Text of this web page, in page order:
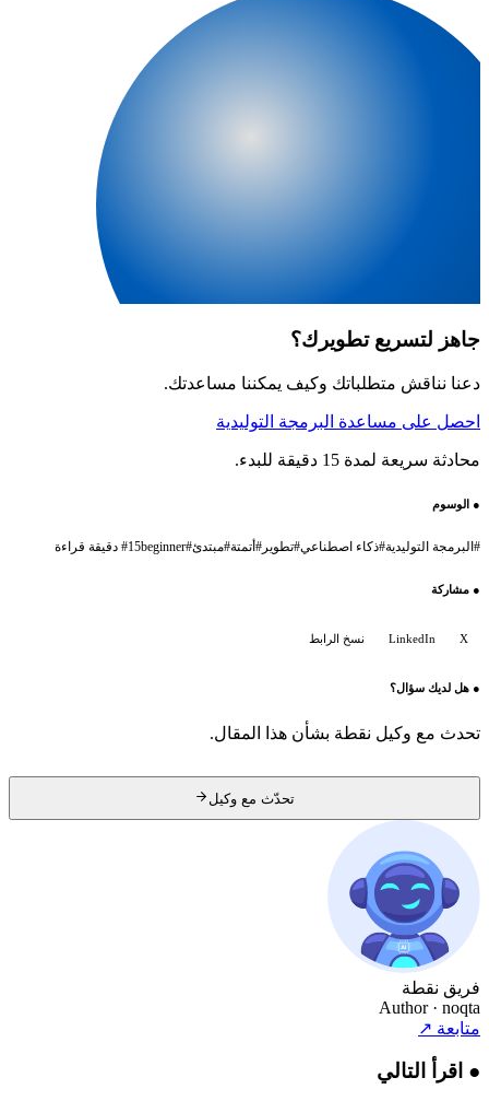
جاهز لتسريع تطويرك؟
دعنا نناقش متطلباتك وكيف يمكننا مساعدتك.
احصل على مساعدة البرمجة التوليدية
محادثة سريعة لمدة 15 دقيقة للبدء.
●الوسوم
البرمجة التوليدية#ذكاء اصطناعي# تطوير# أتمتة#مبتدئ#
beginner
#15 دقيقة قراءة
●مشاركة
LinkedIn نسخ الرابط
●هل لديك سؤال؟
تحدث مع وكيل نقطة بشأن هذا المقال.
تحدّث مع وكيل
فريق نقطة
Author · noqta
متابعة↗
●اقرأ التالي